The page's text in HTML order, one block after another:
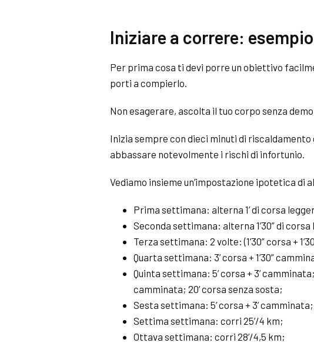
Iniziare a correre:
Per prima cosa ti devi porre un obiettivo
porti a compierlo.
Non esagerare, ascolta il tuo corpo senza
Inizia sempre con dieci minuti di
abbassare notevolmente i rischi di infortunio.
Vediamo insieme un’impostazione ipotetica
Prima settimana: alterna 1’ di corsa
Seconda settimana: alterna 1’30” di
Terza settimana: 2 volte: (1’30” corsa +
Quarta settimana: 3’ corsa + 1’30”
Quinta settimana: 5’ corsa + 3’
camminata; 20’ corsa senza sosta;
Sesta settimana: 5’ corsa + 3’ camminata;
Settima settimana: corri 25’/4 km;
Ottava settimana: corri 28’/4,5 km;